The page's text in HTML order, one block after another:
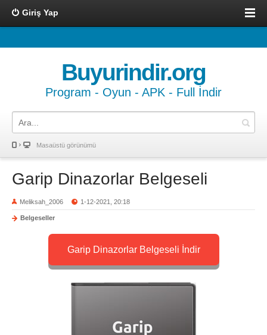
Giriş Yap
Buyurindir.org
Program - Oyun - APK - Full İndir
Masaüstü görünümü
Garip Dinazorlar Belgeseli
Meliksah_2006 1-12-2021, 20:18
Belgeseller
Garip Dinazorlar Belgeseli İndir